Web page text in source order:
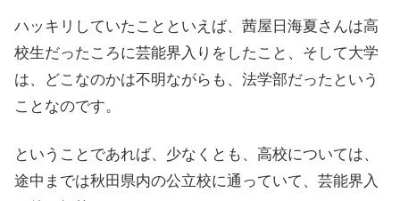
ハッキリしていたことといえば、茜屋日海夏さんは高
校生だったころに芸能界入りをしたこと、そして大学
は、どこなのかは不明ながらも、法学部だったという
ことなのです。
ということであれば、少なくとも、高校については、
途中までは秋田県内の公立校に通っていて、芸能界入